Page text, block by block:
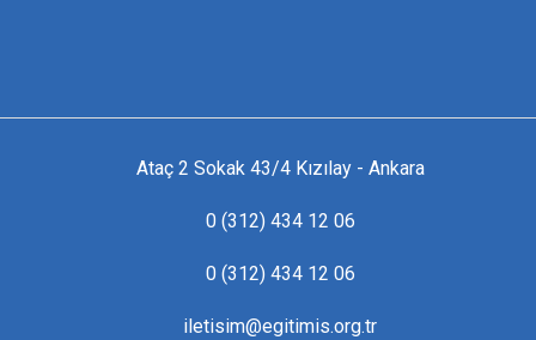
Ataç 2 Sokak 43/4 Kızılay - Ankara
0 (312) 434 12 06
0 (312) 434 12 06
iletisim@egitimis.org.tr